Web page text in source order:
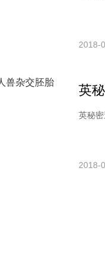
2018-
英
英秘密
2018-